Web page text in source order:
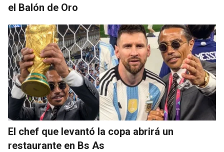
el Balón de Oro
El chef que levantó la copa abrirá un
restaurante en Bs As